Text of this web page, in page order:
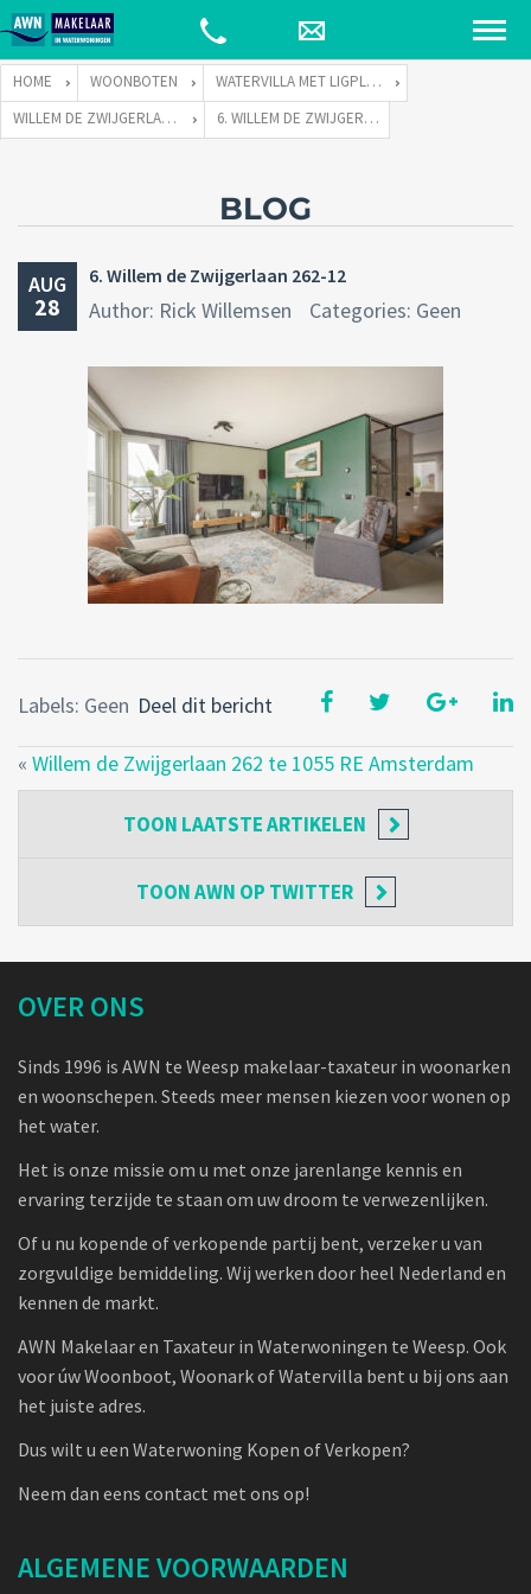
HOME WOONBOTEN
WATERVILLA MET LIGPLAATS
WILLEM DE ZWIJGERLAAN 262 TE 1055 RE AMSTERDAM
6. WILLEM DE ZWIJGERLAAN 262-12
BLOG
AUG
28
6. Willem de Zwijgerlaan 262-12
Author: Rick Willemsen Categories: Geen
Deel dit bericht
Labels: Geen
« Willem de Zwijgerlaan 262 te 1055 RE Amsterdam
TOON LAATSTE ARTIKELEN
TOONAWN OP TWITTER
OVER ONS
Sinds 1996 is AWN te Weesp makelaar-taxateur in woonarken
en woonschepen. Steeds meer mensen kiezen voor wonen op
het water.
Het is onze missie om u met onze jarenlange kennis en
ervaring terzijde te staan om uw droom te verwezenlijken.
Of u nu kopende of verkopende partij bent, verzeker u van
zorgvuldige bemiddeling. Wij werken door heel Nederland en
kennen de markt.
AWN Makelaar en Taxateur in Waterwoningen te Weesp. Ook
voor úw Woonboot, Woonark of Watervilla bent u bij ons aan
het juiste adres.
Dus wilt u een Waterwoning Kopen of Verkopen?
Neem dan eens contact met ons op!
ALGEMENE VOORWAARDEN